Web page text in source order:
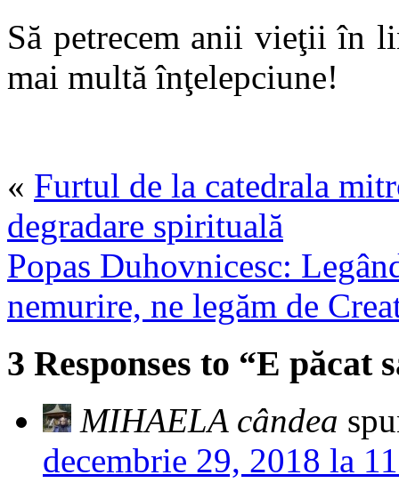
Să petrecem anii vieţii în
mai multă înţelepciune!
« Furtul de la catedrala
degradare spirituală
Popas Duhovnicesc:
nemurire, ne legăm de
3 Responses to “E păcat
MIHAELA cândea
decembrie 29, 2018 la